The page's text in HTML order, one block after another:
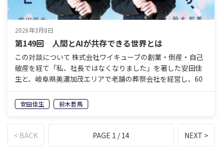
2026年3月8日
第149回 人間とAIが共存できる世界とは
この対談について 株式会社ワイキューブの創業・倒産・自己
破産を経て「私、社長ではなくなりました」を著した安田佳
生と、岐阜県美濃加茂エリアで老舗の葬祭会社を経営し、60
ど…安田佳生 鈴木哲馬
< BACK PAGE 1 / 14 NEXT >